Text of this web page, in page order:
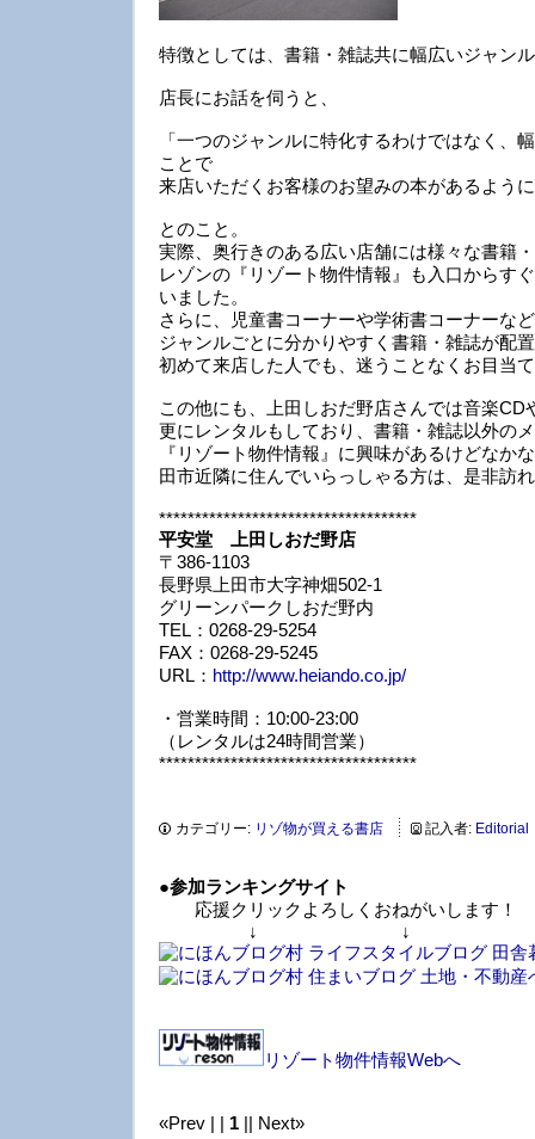
特徴としては、書籍・雑誌共に幅広いジャン
店長にお話を伺うと、
「一つのジャンルに特化するわけではなく、
ことで
来店いただくお客様のお望みの本があるよう
とのこと。
実際、奥行きのある広い店舗には様々な書籍
レゾンの『リゾート物件情報』も入口からす
いました。
さらに、児童書コーナーや学術書コーナーなど
ジャンルごとに分かりやすく書籍・雑誌が配
初めて来店した人でも、迷うことなくお目当
この他にも、上田しおだ野店さんでは音楽CD
更にレンタルもしており、書籍・雑誌以外の
『リゾート物件情報』に興味があるけどなか
田市近隣に住んでいらっしゃる方は、是非訪
************************************
平安堂 上田しおだ野店
〒386-1103
長野県上田市大字神畑502-1
グリーンパークしおだ野内
TEL：0268-29-5254
FAX：0268-29-5245
URL： http://www.heiando.co.jp/
・営業時間：10:00-23:00
（レンタルは24時間営業）
************************************
カテゴリー: リゾ物が買える書店 記入者: Editorial
●参加ランキングサイト
応援クリックよろしくおねがいします！
↓ ↓
リゾート物件情報Webへ
«Prev | | 1 || Next»